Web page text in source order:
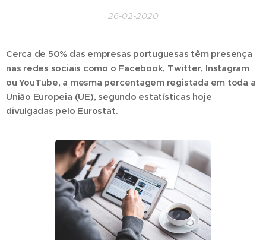
26-02-2020
Cerca de 50% das empresas portuguesas têm presença
nas redes sociais como o Facebook, Twitter, Instagram
ou YouTube, a mesma percentagem registada em toda a
União Europeia (UE), segundo estatísticas hoje
divulgadas pelo Eurostat.